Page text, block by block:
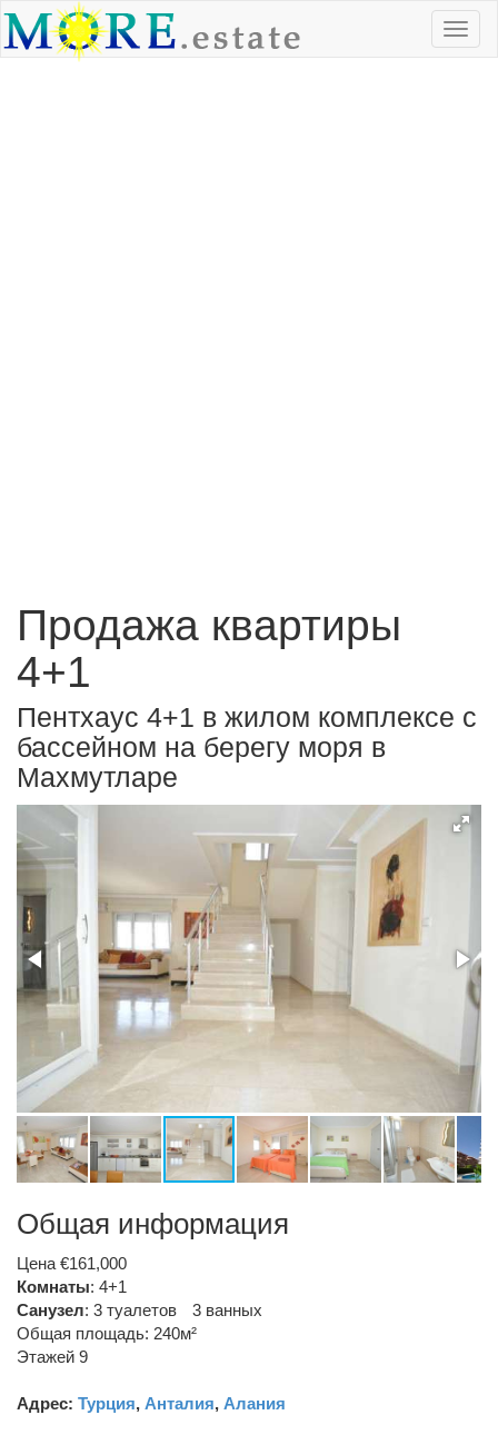
Продажа квартиры
4+1
Пентхаус 4+1 в жилом комплексе с
бассейном на берегу моря в
Махмутларе
Общая информация
Цена €161,000
Комнаты: 4+1
Санузел: 3 туалетов
3 ванных
Общая площадь: 240м²
Этажей 9
Адрес: Турция, Анталия, Алания